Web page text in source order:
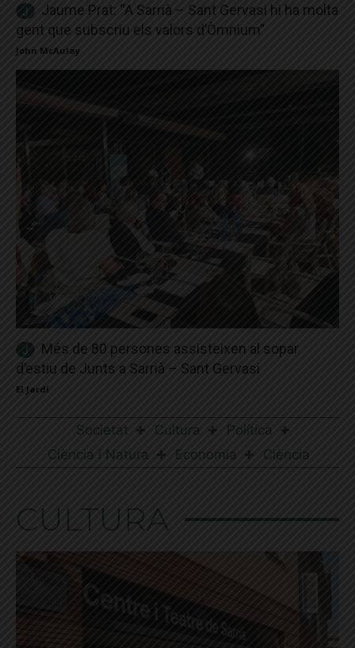
Jaume Prat: “A Sarrià – Sant Gervasi hi ha molta
gent que subscriu els valors d’Òmnium”
John McAulay
Més de 80 persones assisteixen al sopar
d’estiu de Junts a Sarrià – Sant Gervasi
El Jardí
Societat Cultura
Política
Ciència i Natura
Economia Ciència
CULTURA